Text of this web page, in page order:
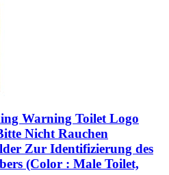
Warning Toilet Logo
Nicht Rauchen
Zur Identifizierung des
(Color : Male Toilet,